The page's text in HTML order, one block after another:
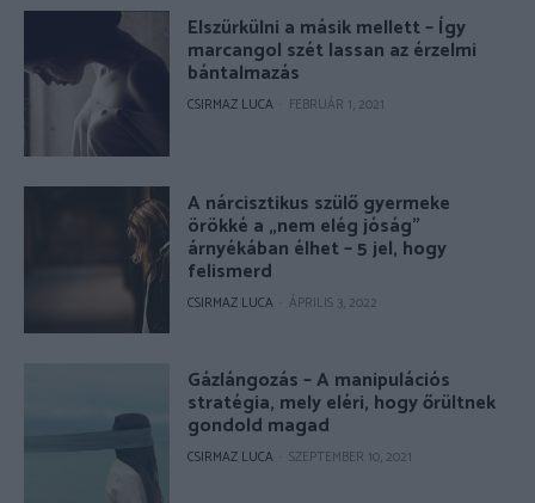
Elszürkülni a másik mellett – Így
marcangol szét lassan az érzelmi
bántalmazás
CSIRMAZ LUCA FEBRUÁR 1, 2021
A nárcisztikus szülő gyermeke
örökké a „nem elég jóság”
árnyékában élhet – 5 jel, hogy
felismerd
CSIRMAZ LUCA ÁPRILIS 3, 2022
Gázlángozás – A manipulációs
stratégia, mely eléri, hogy őrültnek
gondold magad
CSIRMAZ LUCA SZEPTEMBER 10, 2021